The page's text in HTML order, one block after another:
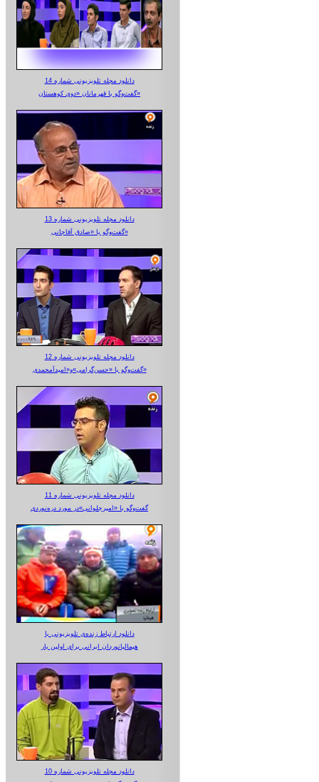
دانلود مجله تلویزیونی شماره 14
گفت‌وگو با قهرمانان «دوی کوهستان»
دانلود مجله تلویزیونی شماره 13
گفت‌وگو با «صادق آقاجانی»
دانلود مجله تلویزیونی شماره 12
گفت‌وگو با «حسن‌گرامی»و«امیدآمحمدی»
دانلود مجله تلویزیونی شماره 11
گفت‌وگو با «امیرجلوانی»در مورد دره‌نوردی
دانلود ارتباط زنده‌ی تلویزیونی‌ با
هیمالیانوردان ایرانی برای اولین بار
دانلود مجله تلویزیونی شماره 10